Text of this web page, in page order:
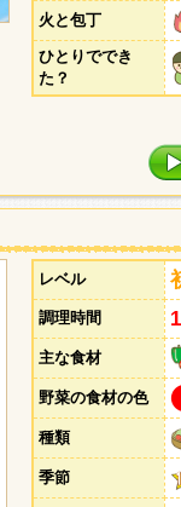
火と包丁
ひとりででき
た？
レベル
調理時間
主な食材
野菜の食材の色
種類
季節